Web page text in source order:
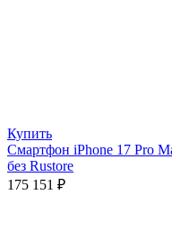
Купить
Смартфон iPhone 17 Pro
без Rustore
175 151 ₽